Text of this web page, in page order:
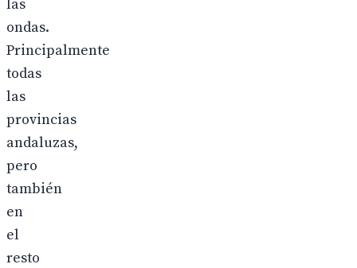
las
ondas.
Principalmente
todas
las
provincias
andaluzas,
pero
también
en
el
resto